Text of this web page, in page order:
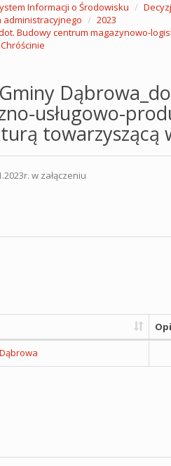
Informacji o Środowisku
2023
Budowy centrum magazynowo-
usługowo-
towarzyszącą
w załączeniu